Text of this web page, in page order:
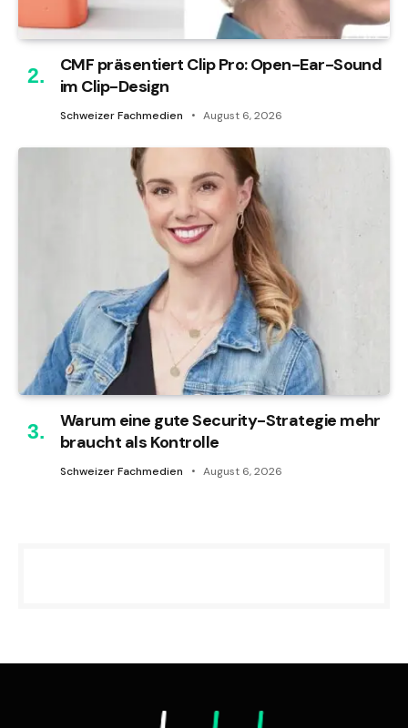
CMF präsentiert Clip Pro: Open-Ear-Sound
im Clip-Design
Schweizer Fachmedien August 6, 2026
Warum eine gute Security-Strategie mehr
braucht als Kontrolle
Schweizer Fachmedien August 6, 2026